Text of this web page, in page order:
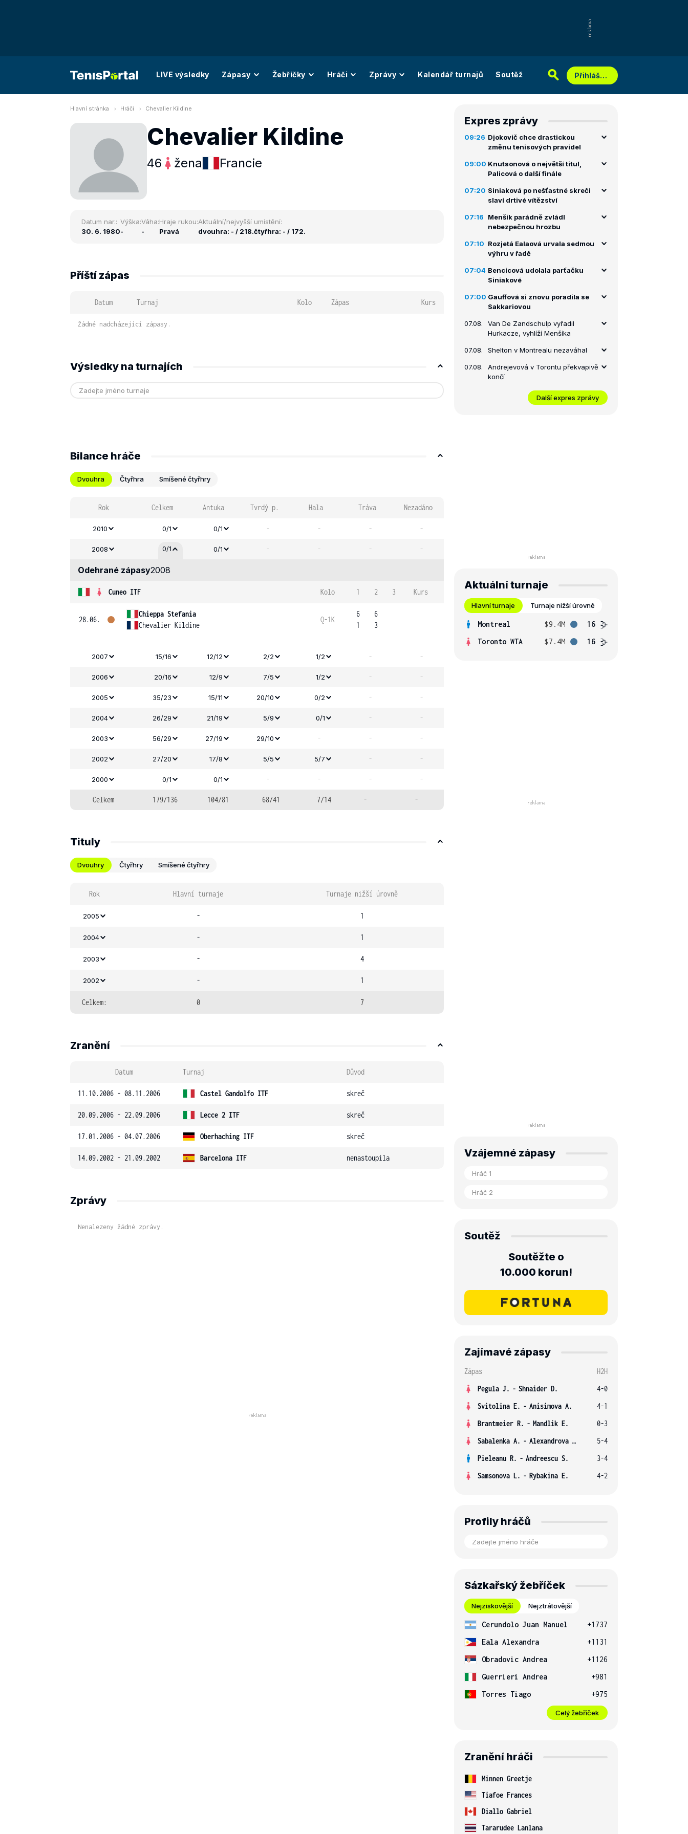
LIVE výsledky Zápasy Žebříčky Hráči Zprávy Kalendář turnajů Soutěž Přihlášení
Hlavní stránka Hráči Chevalier Kildine
Chevalier Kildine
46 žena Francie
Datum nar.:
30. 6. 1980
Výška:
-
Váha:
-
Hraje rukou:
Pravá
Aktuální/nejvyšší umístění:
dvouhra: - / 218.čtyřhra: - / 172.
Příští zápas
Datum Turnaj Kolo Zápas Kurs
Žádné nadcházející zápasy.
Výsledky na turnajích
Bilance hráče
Dvouhra Čtyřhra Smíšené čtyřhry
Rok Celkem Antuka Tvrdý p. Hala Tráva Nezadáno
2010 0/1 0/1 - - - -
2008 0/1 0/1 - - - -
Odehrané zápasy2008
Cuneo ITF Kolo 1 2 3 Kurs
28.06.
Chieppa Stefania
Chevalier Kildine
Q-1K
6
1
6
3
2007 15/16 12/12 2/2 1/2 - -
2006 20/16 12/9 7/5 1/2 - -
2005 35/23 15/11 20/10 0/2 - -
2004 26/29 21/19 5/9 0/1 - -
2003 56/29 27/19 29/10 - - -
2002 27/20 17/8 5/5 5/7 - -
2000 0/1 0/1 - - - -
Celkem 179/136 104/81 68/41 7/14 - -
Tituly
Dvouhry Čtyřhry Smíšené čtyřhry
Rok Hlavní turnaje Turnaje nižší úrovně
2005 - 1
2004 - 1
2003 - 4
2002 - 1
Celkem: 0 7
Zranění
Datum Turnaj Důvod
11.10.2006 - 08.11.2006 Castel Gandolfo ITF skreč
20.09.2006 - 22.09.2006 Lecce 2 ITF skreč
17.01.2006 - 04.07.2006 Oberhaching ITF skreč
14.09.2002 - 21.09.2002 Barcelona ITF nenastoupila
Zprávy
Nenalezeny žádné zprávy.
Expres zprávy
09:26 Djokovič chce drastickou
změnu tenisových pravidel
09:00 Knutsonová o největší titul,
Palicová o další finále
07:20 Siniaková po nešťastné skreči
slaví drtivé vítězství
07:16
Menšík parádně zvládl
nebezpečnou hrozbu
07:10 Rozjetá Ealaová urvala sedmou
výhru v řadě
07:04 Bencicová udolala parťačku
Siniakové
07:00 Gauffová si znovu poradila se
Sakkariovou
07.08.
Van De Zandschulp vyřadil
Hurkacze, vyhlíží Menšíka
07.08. Shelton v Montrealu nezaváhal
07.08.
Andrejevová v Torontu překvapivě
končí
Další expres zprávy
Aktuální turnaje
Hlavní turnaje Turnaje nižší úrovně
Montreal $9.4M
16
Toronto WTA
$7.4M 16
Vzájemné zápasy
Soutěž
Soutěžte o
10.000 korun!
Zajímavé zápasy
Zápas
H2H
Pegula J. - Shnaider D.
4-0
Svitolina E. - Anisimova A.
4-1
Brantmeier R. - Mandlik E.
0-3
Sabalenka A. - Alexandrova E.
5-4
Pieleanu R. - Andreescu S.
3-4
Samsonova L. - Rybakina E. 4-2
Profily hráčů
Sázkařský žebříček
Nejziskovější Nejztrátovější
Cerundolo Juan Manuel
+1737
Eala Alexandra
+1131
Obradovic Andrea
+1126
Guerrieri Andrea
+981
Torres Tiago
+975
Celý žebříček
Zranění hráči
Minnen Greetje
Tiafoe Frances
Diallo Gabriel
Tararudee Lanlana